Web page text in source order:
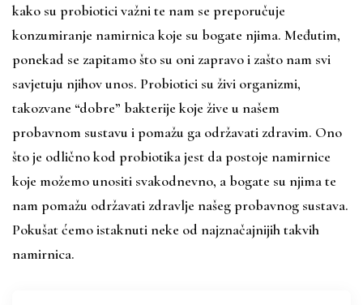
kako su probiotici važni te nam se preporučuje
konzumiranje namirnica koje su bogate njima. Međutim,
ponekad se zapitamo što su oni zapravo i zašto nam svi
savjetuju njihov unos. Probiotici su živi organizmi,
takozvane “dobre” bakterije koje žive u našem
probavnom sustavu i pomažu ga održavati zdravim. Ono
što je odlično kod probiotika jest da postoje namirnice
koje možemo unositi svakodnevno, a bogate su njima te
nam pomažu održavati zdravlje našeg probavnog sustava.
Pokušat ćemo istaknuti neke od najznačajnijih takvih
namirnica.